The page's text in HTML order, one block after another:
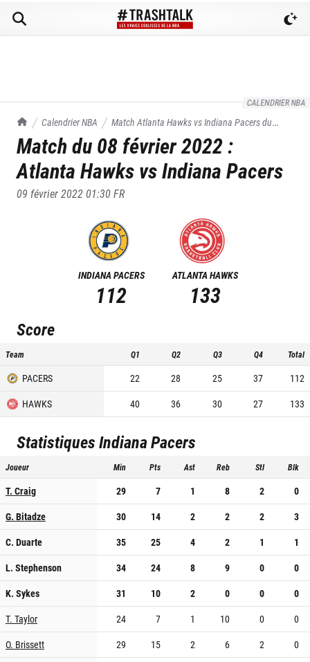
CALENDRIER NBA
TrashTalk Actu NBA
Calendrier NBA MatchAtlanta Hawks vsIndiana Pacersdu
08/02/2022
Match du 08 février 2022:
Atlanta Hawks vsIndiana Pacers
09 février 2022 01:30FR
INDIANA PACERS
112
ATLANTA HAWKS
133
Score
Team Q1 Q2 Q3 Q4 Total
PACERS 22 28 25 37
112
HAWKS
40 36 30 27 133
StatistiquesIndiana Pacers
Joueur Min Pts Ast Reb Stl Blk
T. Craig 29 7 1 8 2
0
G. Bitadze
30 14 2 2 2
3
C. Duarte
35 25 4 2 1
1
L. Stephenson
34 24 8 9 0
0
K. Sykes
31 10 2 0 0
0
T. Taylor
24 7 1 10 0
0
O. Brissett
29 15 2 6 2
0